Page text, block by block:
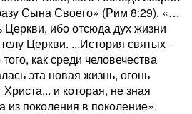
Сына Своего» (Рим 8:29). «…
ибо отсюда дух жизни
Церкви. ...История святых -
как среди человечества
эта новая жизнь, огонь
Христа... и которая, не зная
из поколения в поколение».